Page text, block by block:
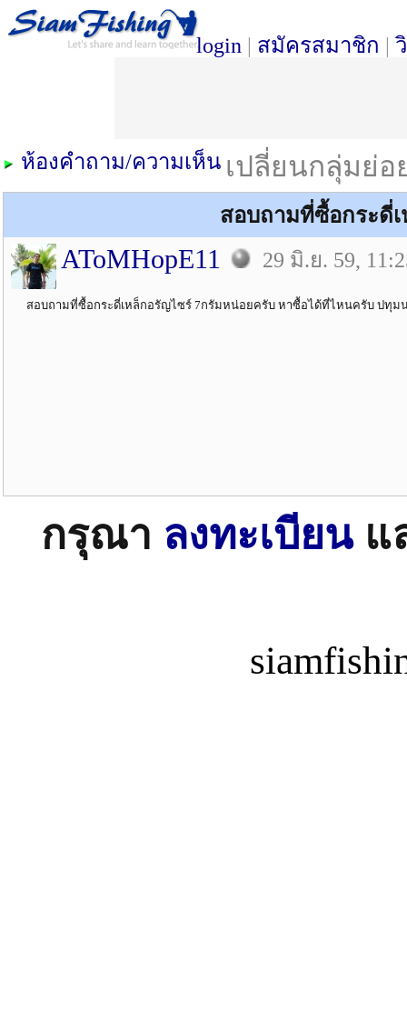
login | สมัครสมาชิก |
เปลี่ยนกลุ่มย่
ห้องคำถาม/ความเห็น
สอบถามที่ซื้อกระดี่
AToMHopE11 29 มิ.ย. 59,
สอบถามที่ซื้อกระดี่เหล็กอรัญไซร์ 7กรัมหน่อยครับ หาซื้อได้ที่ไหนครับ ปทุม
กรุณา ลงทะเบียนแ